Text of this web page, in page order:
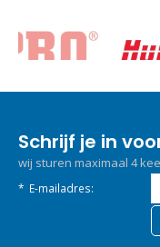
Schrijf je in
wij sturen maximaal 4
* E-mailadres: